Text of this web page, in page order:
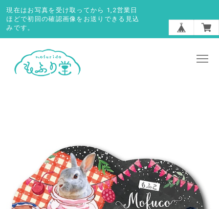
現在はお写真を受け取ってから 1,2営業日
ほどで初回の確認画像をお送りできる見込
みです。